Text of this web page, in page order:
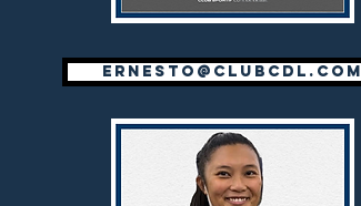
ernesto@clubcdl.com